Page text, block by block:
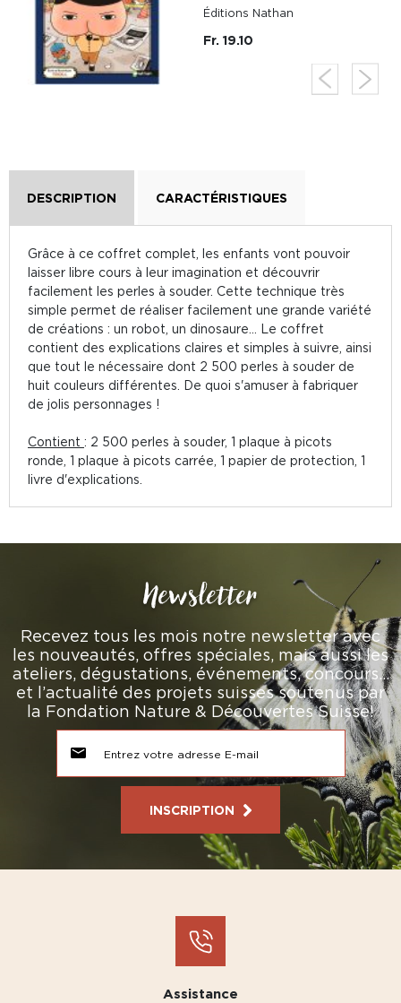
Éditions Nathan
Fr. 19.10
DESCRIPTION CARACTÉRISTIQUES
Grâce à ce coffret complet, les enfants vont pouvoir
laisser libre cours à leur imagination et découvrir
facilement les perles à souder. Cette technique très
simple permet de réaliser facilement une grande variété
de créations : un robot, un dinosaure... Le coffret
contient des explications claires et simples à suivre, ainsi
que tout le nécessaire dont 2 500 perles à souder de
huit couleurs différentes. De quoi s'amuser à fabriquer
de jolis personnages !
Contient : 2 500 perles à souder, 1 plaque à picots
ronde, 1 plaque à picots carrée, 1 papier de protection, 1
livre d'explications.
Newsletter
Recevez tous les mois notre newsletter avec
les nouveautés, offres spéciales, mais aussi les
ateliers, dégustations, événements, concours…
et l’actualité des projets suisses soutenus par
la Fondation Nature & Découvertes Suisse!
INSCRIPTION
Assistance